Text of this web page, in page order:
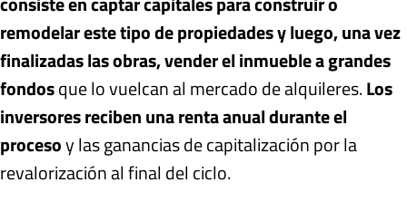
remodelar este tipo de propiedades y luego, una vez
finalizadas las obras, vender el inmueble a grandes
fondosque lo vuelcan al mercado de alquileres.Los
inversores reciben una renta anual durante el
procesoy las ganancias de capitalización por la
revalorización al final del ciclo.